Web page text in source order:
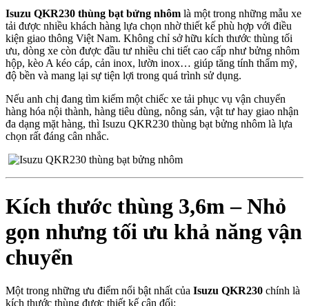
Isuzu QKR230 thùng bạt bửng nhôm là một trong những mẫu xe
tải được nhiều khách hàng lựa chọn nhờ thiết kế phù hợp với điều
kiện giao thông Việt Nam. Không chỉ sở hữu kích thước thùng tối
ưu, dòng xe còn được đầu tư nhiều chi tiết cao cấp như bửng nhôm
hộp, kèo A kéo cáp, cản inox, lườn inox… giúp tăng tính thẩm mỹ,
độ bền và mang lại sự tiện lợi trong quá trình sử dụng.
Nếu anh chị đang tìm kiếm một chiếc xe tải phục vụ vận chuyển
hàng hóa nội thành, hàng tiêu dùng, nông sản, vật tư hay giao nhận
đa dạng mặt hàng, thì Isuzu QKR230 thùng bạt bửng nhôm là lựa
chọn rất đáng cân nhắc.
Kích thước thùng 3,6m – Nhỏ
gọn nhưng tối ưu khả năng vận
chuyển
Một trong những ưu điểm nổi bật nhất của Isuzu QKR230 chính là
kích thước thùng được thiết kế cân đối: